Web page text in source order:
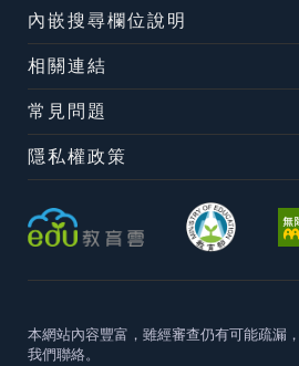
內嵌搜尋欄位說明
相關連結
常見問題
隱私權政策
本網站內容豐富，雖經審查仍有可能疏漏，
我們聯絡。